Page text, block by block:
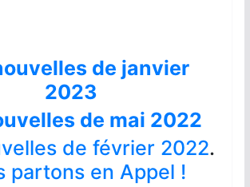
de janvier
2023
de mai 2022
de février 2022.
partons en Appel !